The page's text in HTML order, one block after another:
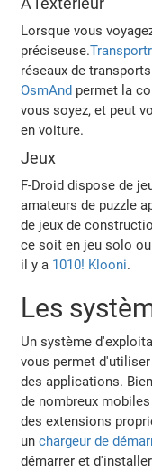
Lorsque vous
préciseuse.Transportr
réseaux de
OsmAnd permet la
vous soyez, et peut
en voiture.
Jeux
F-Droid dispose de
amateurs de puzzle
de jeux de
ce soit en jeu solo
il y a 1010! Klooni.
Les
Un système
vous permet
des applications.
de nombreux
des extensions
unchargeur de
démarrer et